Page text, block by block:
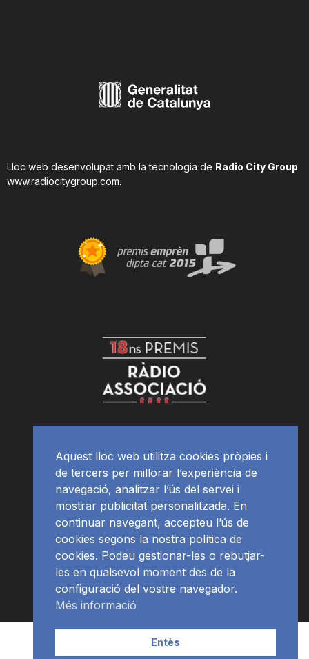
Lloc web desenvolupat amb la tecnologia de Radio City Group
www.radiocitygroup.com.
APP Programació
Aquest lloc web utilitza cookies pròpies i
de tercers per millorar l’experiència de
navegació, analitzar l’ús del servei i
mostrar publicitat personalitzada. En
continuar navegant, accepteu l’ús de
cookies segons la nostra política de
cookies. Podeu gestionar-les o rebutjar-
les en qualsevol moment des de la
configuració del vostre navegador.
Més informació
Entès